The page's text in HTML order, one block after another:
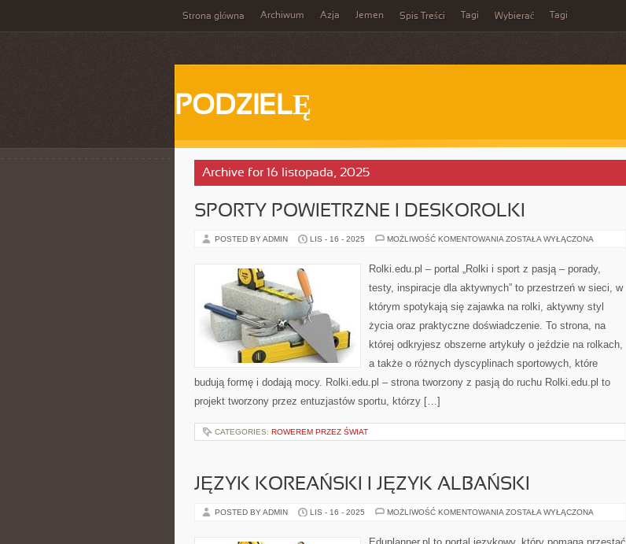
Strona główna Archiwum Azja Jemen Spis Treści Tagi Wybierać Tagi
PODZIELĘ
Archive for 16 listopada, 2025
SPORTY POWIETRZNE I DESKOROLKI
POSTED BY ADMIN LIS - 16 - 2025 MOŻLIWOŚĆ KOMENTOWANIA SPORTY
DESKOROLKI
ZOSTAŁA WYŁĄCZONA
Rolki.edu.pl – portal „Rolki i sport z pasją – porady,
testy, inspiracje dla aktywnych” to przestrzeń w sieci, w
którym spotykają się zajawka na rolki, aktywny styl
życia oraz praktyczne doświadczenie. To strona, na
której odkryjesz obszerne artykuły o jeździe na rolkach,
a także o różnych dyscyplinach sportowych, które
budują formę i dodają mocy. Rolki.edu.pl – strona tworzony z pasją do ruchu Rolki.edu.pl to
projekt tworzony przez entuzjastów sportu, którzy […]
CATEGORIES: ROWEREM PRZEZ ŚWIAT
JĘZYK KOREAŃSKI I JĘZYK ALBAŃSKI
POSTED BY ADMIN LIS - 16 - 2025 MOŻLIWOŚĆ KOMENTOWANIA JĘZYK
JĘZYK
ZOSTAŁA WYŁĄCZONA